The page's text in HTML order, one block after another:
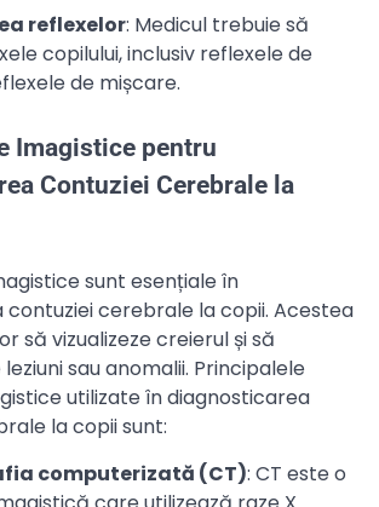
reflexelor: Medicul trebuie să
copilului, inclusiv reflexele de
de mișcare.
Imagistice pentru
Contuziei Cerebrale la
sunt esențiale în
cerebrale la copii. Acestea
să vizualizeze creierul și să
sau anomalii. Principalele
utilizate în diagnosticarea
la copii sunt:
computerizată (CT): CT este o